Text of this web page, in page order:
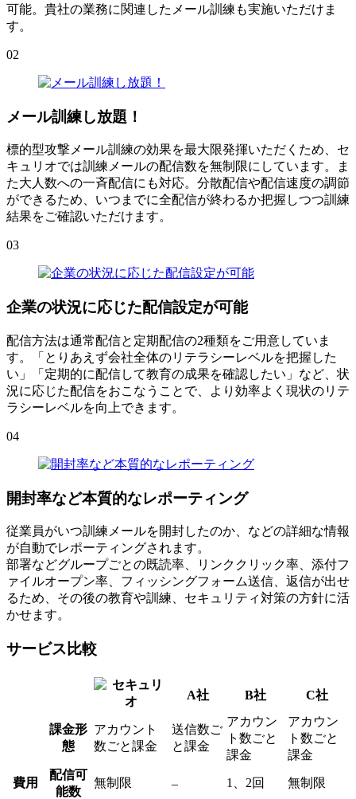
可能。貴社の業務に関連したメール訓練も実施いただけま
す。
02
メール訓練し放題！
標的型攻撃メール訓練の効果を最大限発揮いただくため、セ
キュリオでは訓練メールの配信数を無制限にしています。ま
た大人数への一斉配信にも対応。分散配信や配信速度の調節
ができるため、いつまでに全配信が終わるか把握しつつ訓練
結果をご確認いただけます。
03
企業の状況に応じた配信設定が可能
配信方法は通常配信と定期配信の2種類をご用意していま
す。「とりあえず会社全体のリテラシーレベルを把握した
い」「定期的に配信して教育の成果を確認したい」など、状
況に応じた配信をおこなうことで、より効率よく現状のリテ
ラシーレベルを向上できます。
04
開封率など本質的なレポーティング
従業員がいつ訓練メールを開封したのか、などの詳細な情報
が自動でレポーティングされます。
部署などグループごとの既読率、リンククリック率、添付フ
ァイルオープン率、フィッシングフォーム送信、返信が出せ
るため、その後の教育や訓練、セキュリティ対策の方針に活
かせます。
サービス比較
A社 B社 C社
費用
課金形
態
アカウント
数ごと課金
送信数ご
と課金
アカウン
ト数ごと
課金
アカウン
ト数ごと
課金
配信可
能数
無制限 – 1、2回 無制限